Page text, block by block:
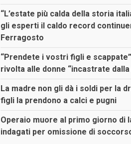
“L’estate più calda della storia
gli esperti il caldo record
Ferragosto
“Prendete i vostri figli e
rivolta alle donne “incastrate dalla
La madre non gli dà i soldi per la
figli la prendono a calci e pugni
Operaio muore al primo giorno di
indagati per omissione di